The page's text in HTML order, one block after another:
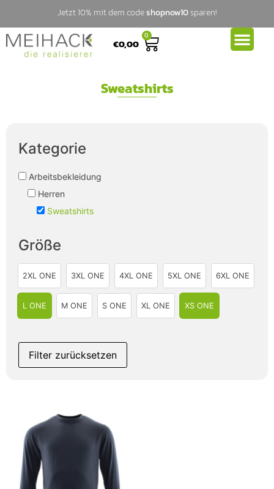
Jetzt 10% mit dem codeshopnow10sparen!
€0,00
0
Sweatshirts
Kategorie
Arbeitsbekleidung
Herren
Sweatshirts
Größe
2XL ONE 3XL ONE 4XL ONE 5XL ONE 6XL ONE
L ONE M ONE S ONE XL ONE XS ONE
Filter zurücksetzen